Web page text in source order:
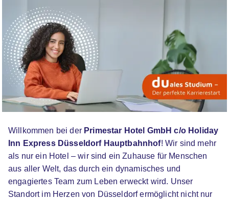
Infos zum Studiengang Hotelmanagement
6 Studienangebote
Dualer Bachelor Hotel Management IST-
Hochschule für Management
01.10.2026
40210 Düsseldorf (u.a.)
Video
Willkommen bei der Primestar Hotel GmbH c/o Holiday
Inn Express Düsseldorf Hauptbahnhof! Wir sind mehr
als nur ein Hotel – wir sind ein Zuhause für Menschen
aus aller Welt, das durch ein dynamisches und
engagiertes Team zum Leben erweckt wird. Unser
Standort im Herzen von Düsseldorf ermöglicht nicht nur